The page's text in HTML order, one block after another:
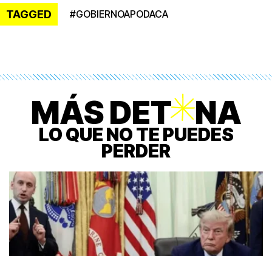
TAGGED #GOBIERNOAPODACA
MÁS DETONA
LO QUE NO TE PUEDES
PERDER